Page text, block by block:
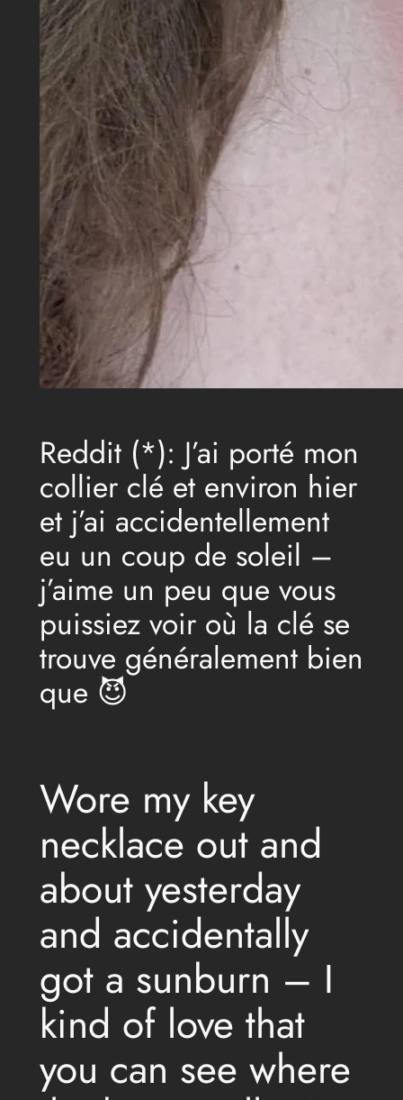
Reddit (*): J’ai porté mon
collier clé et environ hier
et j’ai accidentellement
eu un coup de soleil –
j’aime un peu que vous
puissiez voir où la clé se
trouve généralement bien
que 😈
Wore my key
necklace out and
about yesterday
and accidentally
got a sunburn – I
kind of love that
you can see where